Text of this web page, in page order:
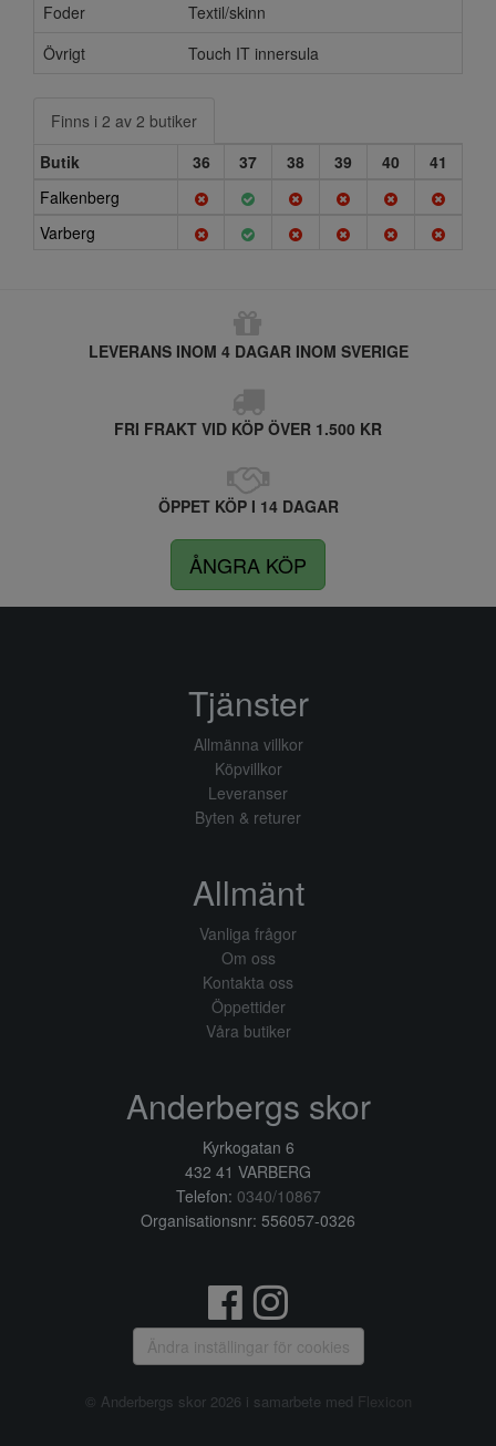
Foder
Textil/skinn
Övrigt
Touch IT innersula
Finns i 2 av 2 butiker
Butik
36 37 38 39 40
41
Falkenberg
Varberg
LEVERANS INOM 4 DAGAR INOM SVERIGE
FRI FRAKT VID KÖP ÖVER 1.500 KR
ÖPPET KÖP I 14 DAGAR
ÅNGRA KÖP
Tjänster
Allmänna villkor
Köpvillkor
Leveranser
Byten & returer
Allmänt
Vanliga frågor
Om oss
Kontakta oss
Öppettider
Våra butiker
Anderbergs skor
Kyrkogatan 6
432 41 VARBERG
Telefon: 0340/10867
Organisationsnr: 556057-0326
Ändra inställingar för cookies
© Anderbergs skor 2026 i samarbete med Flexicon